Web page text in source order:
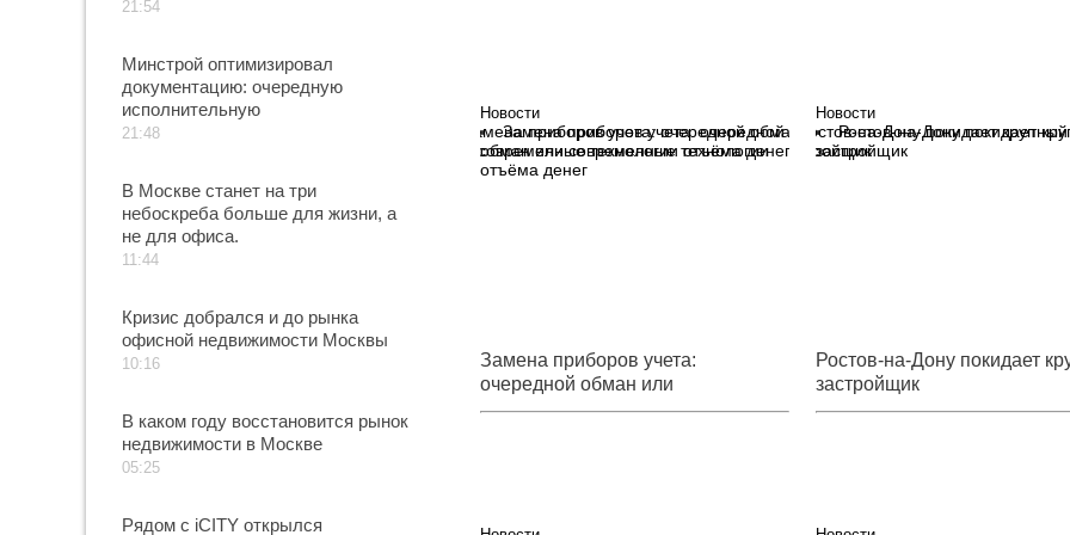
21:54
Минстрой оптимизировал
документацию: очередную
исполнительную
21:48
В Москве станет на три
небоскреба больше для жизни, а
не для офиса.
11:44
Кризис добрался и до рынка
офисной недвижимости Москвы
10:16
В каком году восстановится рынок
недвижимости в Москве
05:25
Рядом с iCITY открылся
Новости
Замена приборов учета: очередной
обман или современные технологии
отъёма денег
Замена приборов учета:
очередной обман или
современные технологии отъёма
Новости
Ростов-на-Дону покидает
застройщик
Ростов-на-Дону покидает
застройщик